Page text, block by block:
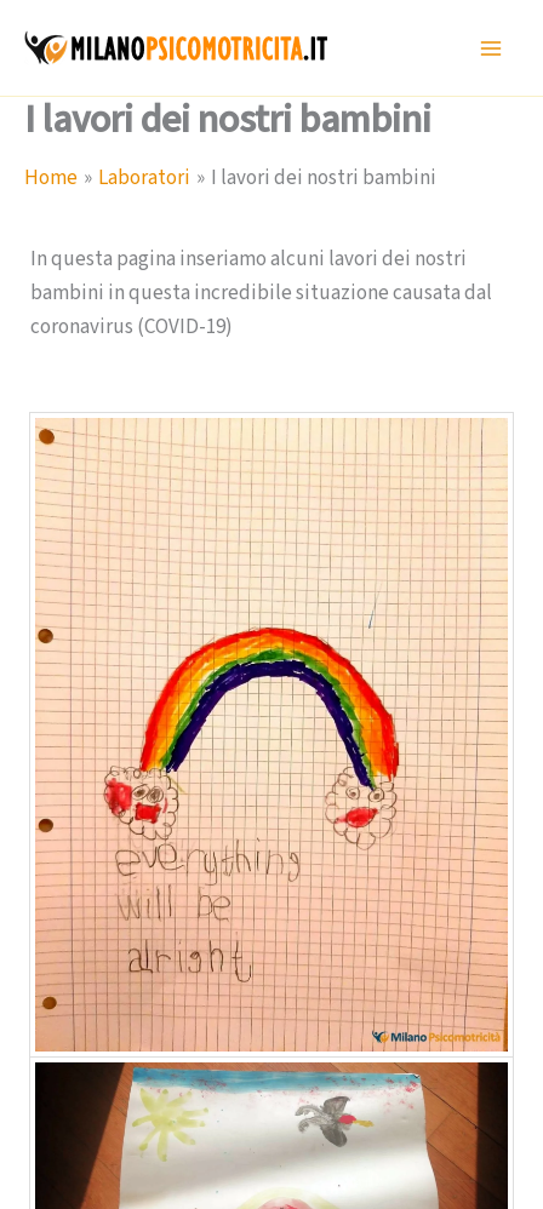
I lavori dei nostri bambini
Home Laboratori I lavori dei nostri bambini
In questa pagina inseriamo alcuni lavori dei nostri
bambini in questa incredibile situazione causata dal
coronavirus (COVID-19)